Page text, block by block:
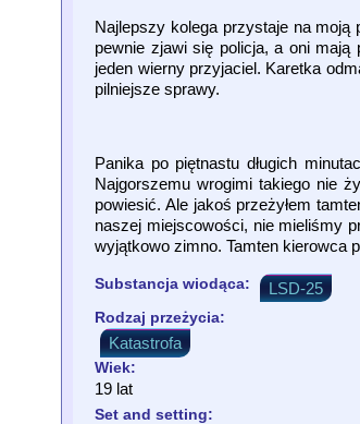
Najlepszy kolega przystaje na moją
pewnie zjawi się policja, a oni
jeden wierny przyjaciel. Karetka
pilniejsze sprawy.
Panika po piętnastu długich
Najgorszemu wrogimi takiego nie
powiesić. Ale jakoś przeżyłem
naszej miejscowości, nie mieliśmy
wyjątkowo zimno. Tamten kierowca
Substancja wiodąca: LSD-25
Rodzaj przeżycia:
Katastrofa
Wiek:
19 lat
Set and setting: